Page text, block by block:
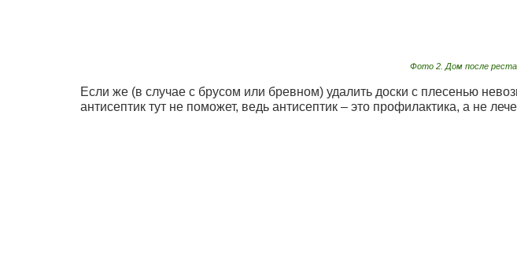
Фото 2. Дом после
Если же (в случае с брусом или бревном) удалить доски с плесенью
антисептик тут не поможет, ведь антисептик – это профилактика, а не